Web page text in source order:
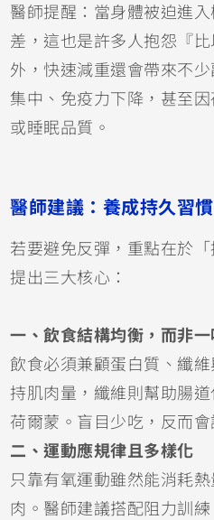
醫師提醒：當身體被迫進
差，這也是許多人抱怨『
外，快速減重還會帶來不
集中、免疫力下降，甚至
或睡眠品質。
醫師建議：養成持久習
若要避免反彈，重點在於
提出三大核心：
一、飲食結構均衡，而非
飲食必須兼顧蛋白質、纖
持肌肉量，纖維則幫助腸
荷爾蒙。盲目少吃，反而會
二、運動應規律且多樣化
只靠有氧運動雖然能消耗
肉。醫師建議搭配阻力訓